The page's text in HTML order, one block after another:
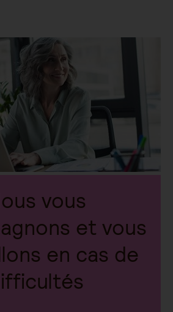
vous
et vous
en cas de